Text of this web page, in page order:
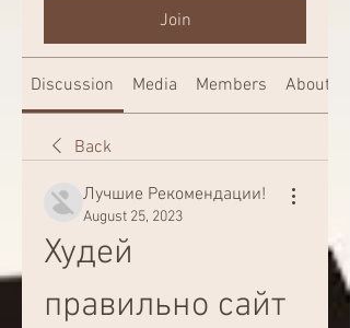
Join
Discussion Media Members About
Back
Лучшие Рекомендации!
August 25, 2023
Худей
правильно сайт